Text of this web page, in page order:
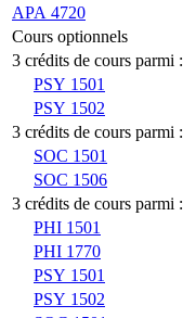
APA 4720
Cours optionnels
3 crédits de cours parmi :
PSY 1501
PSY 1502
3 crédits de cours parmi :
SOC 1501
SOC 1506
3 crédits de cours parmi :
PHI 1501
PHI 1770
PSY 1501
PSY 1502